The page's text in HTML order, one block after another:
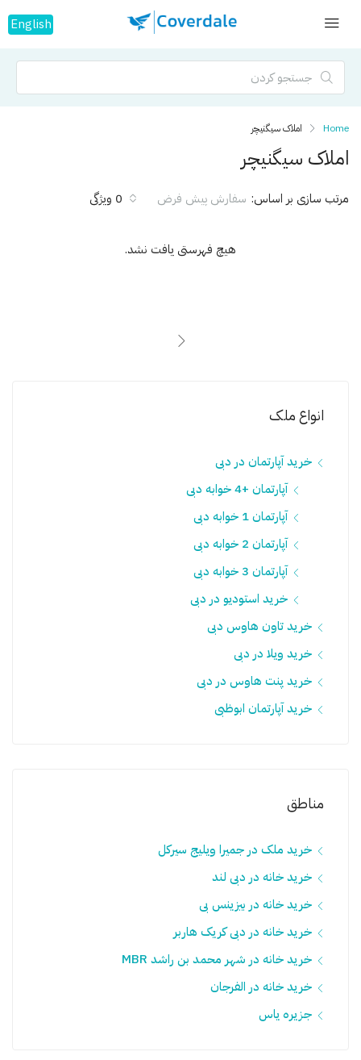
English
Home املاک سیگنیچر
املاک سیگنیچر
0 ویژگی مرتب سازی بر اساس: سفارش پیش فرض
هیچ فهرستی یافت نشد.
انواع ملک
خرید آپارتمان در دبی
آپارتمان +4 خوابه دبی
آپارتمان 1 خوابه دبی
آپارتمان 2 خوابه دبی
آپارتمان 3 خوابه دبی
خرید استودیو در دبی
خرید تاون هاوس دبی
خرید ویلا در دبی
خرید پنت هاوس در دبی
خرید آپارتمان ابوظبی
مناطق
خرید ملک در جمیرا ویلیج سيرکل
خرید خانه در دبی لند
خرید خانه در بیزینس بی
خرید خانه در دبی کریک هاربر
خرید خانه در شهر محمد بن راشد MBR
خرید خانه در الفرجان
جزیره یاس